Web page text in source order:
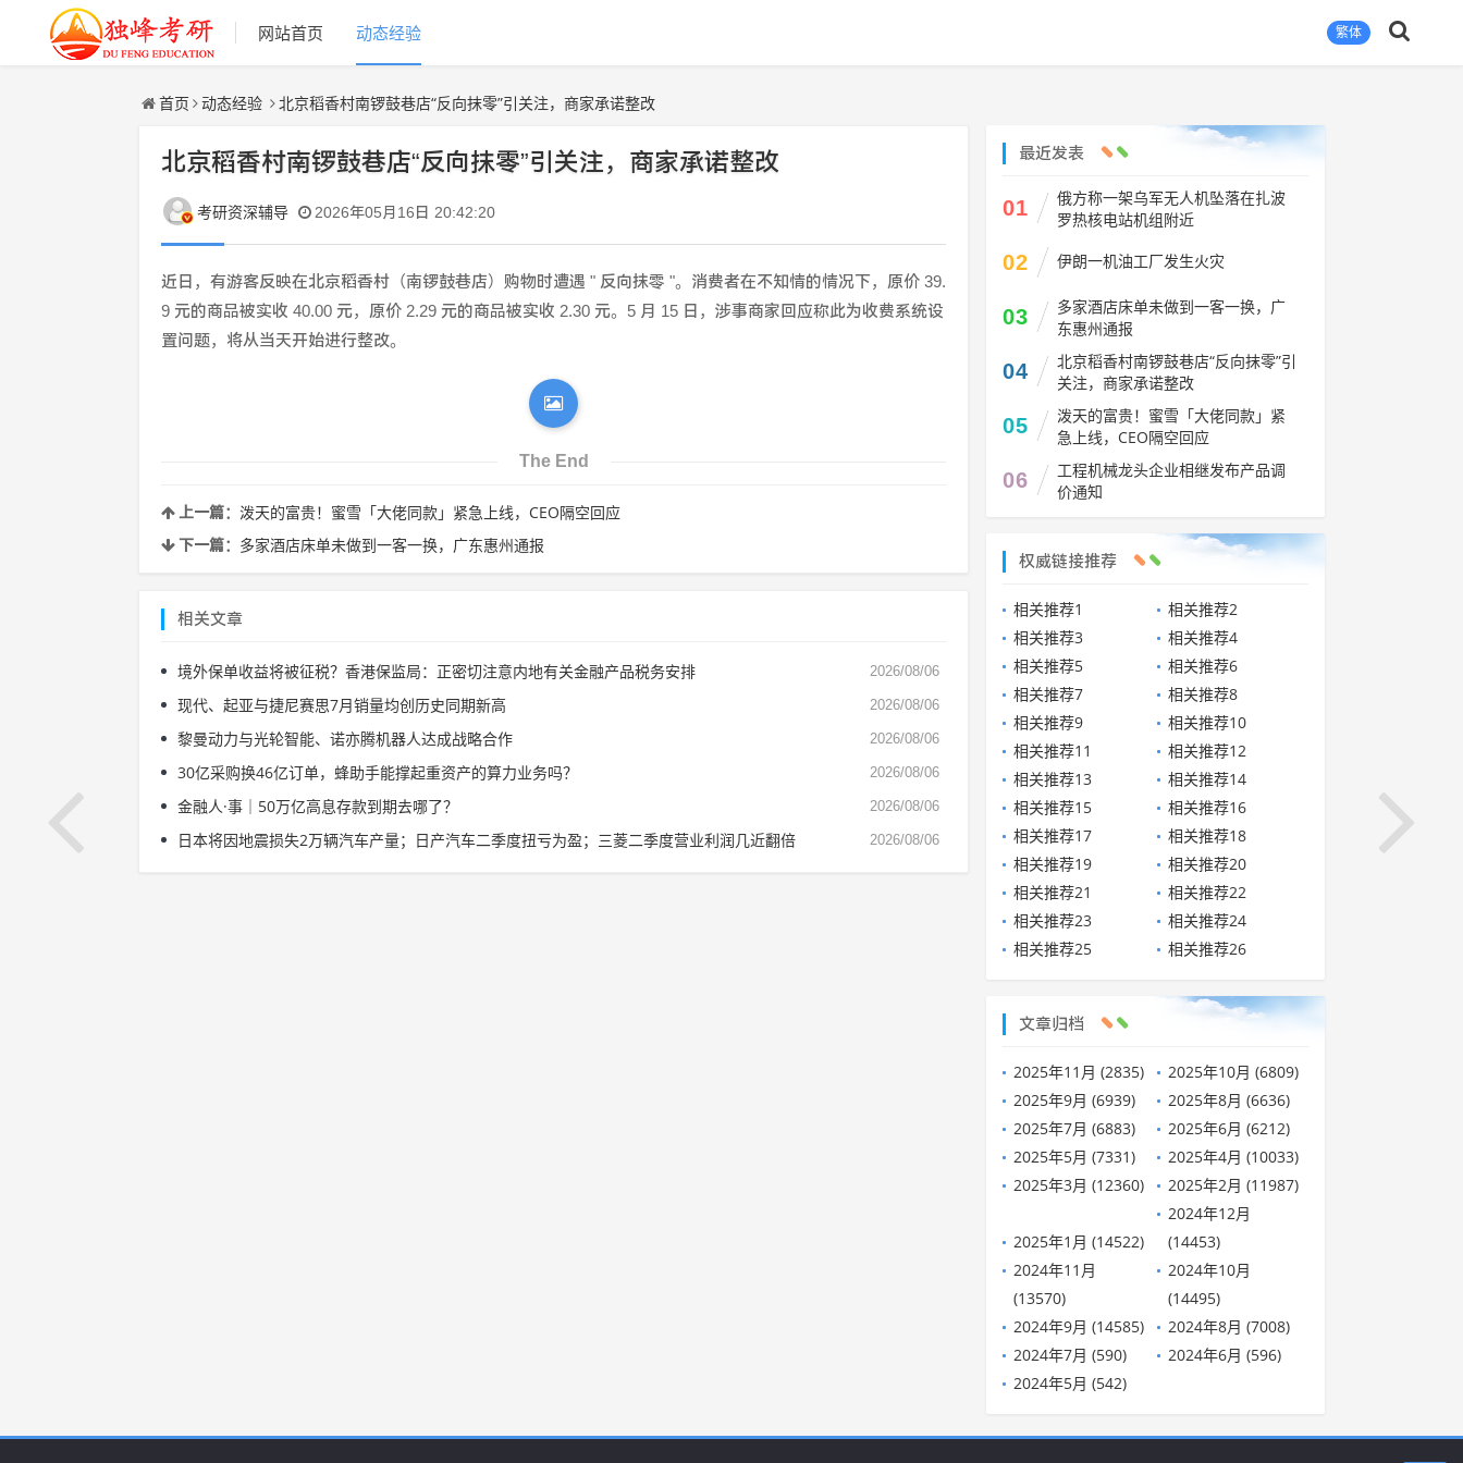
繁体
网站首页 动态经验
首页 动态经验 北京稻香村南锣鼓巷店“反向抹零”引关注，商家承诺整改
北京稻香村南锣鼓巷店“反向抹零”引关注，商家承诺整改
考研资深辅导 2026年05月16日 20:42:20
近日，有游客反映在北京稻香村（南锣鼓巷店）购物时遭遇 " 反向抹零 "。消费者在不知情的情况下，原价 39.
9 元的商品被实收 40.00 元，原价 2.29 元的商品被实收 2.30 元。5 月 15 日，涉事商家回应称此为收费系统设
置问题，将从当天开始进行整改。
The End
上一篇： 泼天的富贵！蜜雪「大佬同款」紧急上线，CEO隔空回应
下一篇： 多家酒店床单未做到一客一换，广东惠州通报
相关文章
2026/08/06
境外保单收益将被征税？香港保监局：正密切注意内地有关金融产品税务安排
2026/08/06
现代、起亚与捷尼赛思7月销量均创历史同期新高
2026/08/06
黎曼动力与光轮智能、诺亦腾机器人达成战略合作
2026/08/06
30亿采购换46亿订单，蜂助手能撑起重资产的算力业务吗？
2026/08/06
金融人·事｜50万亿高息存款到期去哪了？
2026/08/06
日本将因地震损失2万辆汽车产量；日产汽车二季度扭亏为盈；三菱二季度营业利润几近翻倍
最近发表
01
俄方称一架乌军无人机坠落在扎波
罗热核电站机组附近
02 伊朗一机油工厂发生火灾
03
多家酒店床单未做到一客一换，广
东惠州通报
04
北京稻香村南锣鼓巷店“反向抹零”引
关注，商家承诺整改
05
泼天的富贵！蜜雪「大佬同款」紧
急上线，CEO隔空回应
06
工程机械龙头企业相继发布产品调
价通知
权威链接推荐
相关推荐1
相关推荐2
相关推荐3
相关推荐4
相关推荐5
相关推荐6
相关推荐7
相关推荐8
相关推荐9
相关推荐10
相关推荐11
相关推荐12
相关推荐13
相关推荐14
相关推荐15
相关推荐16
相关推荐17
相关推荐18
相关推荐19
相关推荐20
相关推荐21
相关推荐22
相关推荐23
相关推荐24
相关推荐25
相关推荐26
文章归档
2025年11月 (2835)
2025年10月 (6809)
2025年9月 (6939)
2025年8月 (6636)
2025年7月 (6883)
2025年6月 (6212)
2025年5月 (7331)
2025年4月 (10033)
2025年3月 (12360)
2025年2月 (11987)
2025年1月 (14522)
2024年12月
(14453)
2024年11月
(13570)
2024年10月
(14495)
2024年9月 (14585)
2024年8月 (7008)
2024年7月 (590)
2024年6月 (596)
2024年5月 (542)